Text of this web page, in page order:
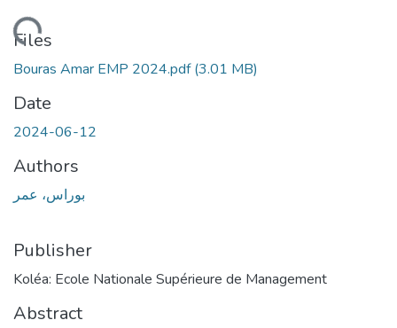
Loading...
Files
Bouras Amar EMP 2024.pdf(3.01 MB)
Date
2024-06-12
Authors
بوراس، عمر
Publisher
Koléa: Ecole Nationale Supérieure de Management
Abstract